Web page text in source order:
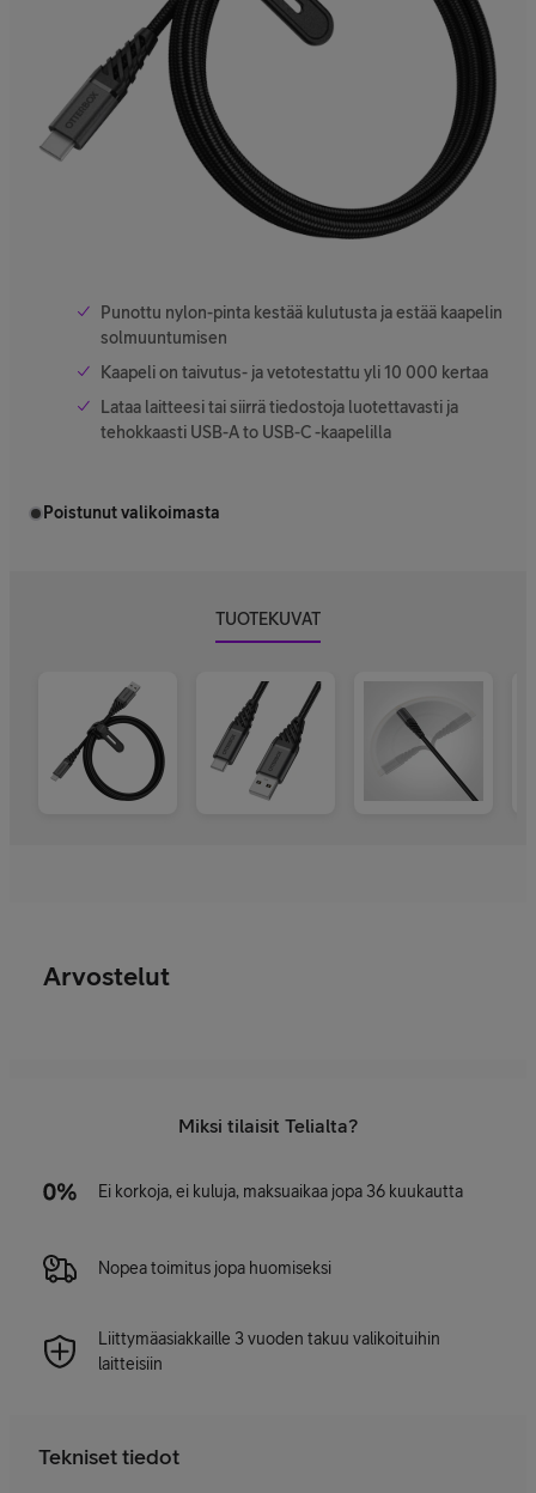
Punottu nylon-pinta kestää kulutusta ja estää kaapelin
solmuuntumisen
Kaapeli on taivutus- ja vetotestattu yli 10 000 kertaa
Lataa laitteesi tai siirrä tiedostoja luotettavasti ja
tehokkaasti USB-A to USB-C -kaapelilla
Poistunut valikoimasta
TUOTEKUVAT
Arvostelut
Miksi tilaisit Telialta?
Ei korkoja, ei kuluja, maksuaikaa jopa 36 kuukautta
Nopea toimitus jopa huomiseksi
Liittymäasiakkaille 3 vuoden takuu valikoituihin
laitteisiin
Tekniset tiedot